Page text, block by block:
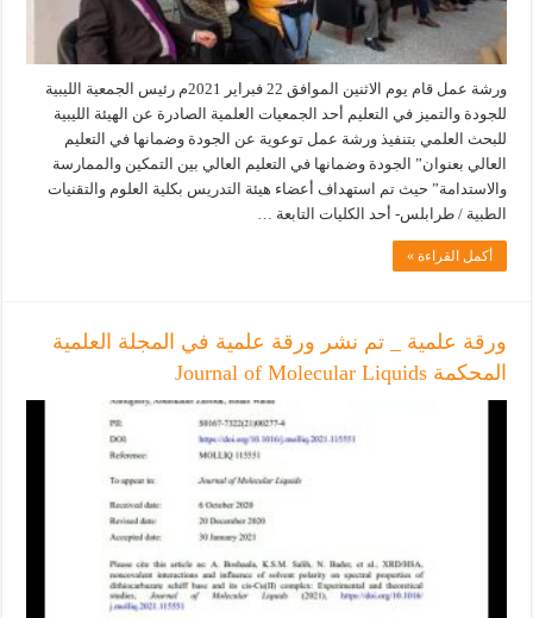
ورشة عمل قام يوم الاثنين الموافق 22 فبراير 2021م رئيس الجمعية الليبية
للجودة والتميز في التعليم أحد الجمعيات العلمية الصادرة عن الهيئة الليبية
للبحث العلمي بتنفيذ ورشة عمل توعوية عن الجودة وضمانها في التعليم
العالي بعنوان” الجودة وضمانها في التعليم العالي بين التمكين والممارسة
والاستدامة” حيث تم استهداف أعضاء هيئة التدريس بكلية العلوم والتقنيات
الطبية / طرابلس- أحد الكليات التابعة …
أكمل القراءة »
ورقة علمية _ تم نشر ورقة علمية في المجلة العلمية
المحكمة Journal of Molecular Liquids